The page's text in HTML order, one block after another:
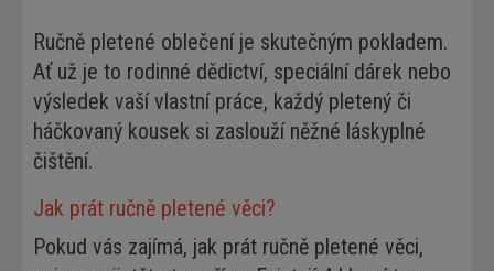
Ručně pletené oblečení je skutečným pokladem.
Ať už je to rodinné dědictví, speciální dárek nebo
výsledek vaší vlastní práce, každý pletený či
háčkovaný kousek si zaslouží něžné láskyplné
čištění.
Jak prát ručně pletené věci?
Pokud vás zajímá, jak prát ručně pletené věci,